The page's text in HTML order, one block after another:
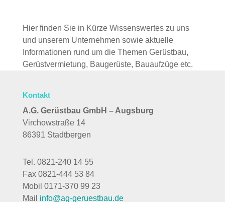
Hier finden Sie in Kürze Wissenswertes zu uns
und unserem Unternehmen sowie aktuelle
Informationen rund um die Themen Gerüstbau,
Gerüstvermietung, Baugerüste, Bauaufzüge etc.
Kontakt
A.G. Gerüstbau GmbH – Augsburg
Virchowstraße 14
86391 Stadtbergen
Tel. 0821-240 14 55
Fax 0821-444 53 84
Mobil 0171-370 99 23
Mail info@ag-geruestbau.de